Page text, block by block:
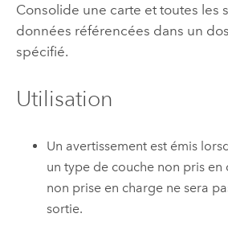
Consolide une carte et toutes les
données référencées dans un
spécifié.
Utilisation
Un avertissement est émis
un type de couche non pris en
non prise en charge ne sera
sortie.